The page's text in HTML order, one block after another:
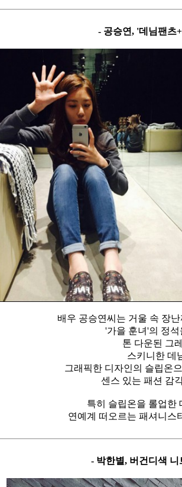
- 공승연, '데님팬츠
배우 공승연씨는 거울 속 장
'가을 훈녀'의 정
톤 다운된 그
스키니한 데
그래픽한 디자인의 슬립온
센스 있는 패션 감
특히 슬립온을 롤업한
연예계 떠오르는 패셔니스
- 박한별, 버건디색